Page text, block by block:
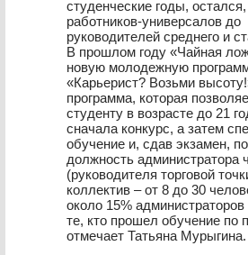
студенческие годы,
работников-универсалов до
руководителей среднего и
В прошлом году «Чайная
новую молодежную
«Карьерист? Возьми
программа, которая
студенту в возрасте до 21
сначала конкурс, а затем
обучение и, сдав экзамен,
должность администратора
(руководителя торговой
коллектив – от 8 до 30
около 15%
те, кто прошел обучение по
отмечает Татьяна Мурыгина.